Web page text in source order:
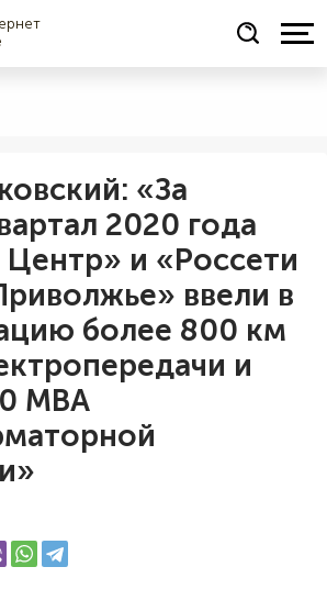
«За
2020 года
Центр» и «Россети
ввели в
более 800 км
и
МВА